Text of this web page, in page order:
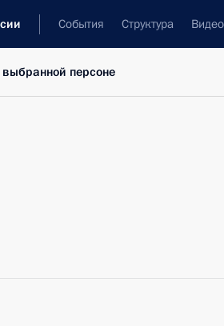
События Структура
персоне